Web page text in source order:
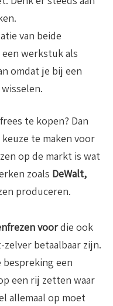
van beide
werkstuk als
omdat je bij een
te kopen? Dan
te maken voor
op de markt is wat
zoals DeWalt,
produceren.
voordie ook
betaalbaar zijn.
bespreking een
een rij zetten waar
allemaal op moet